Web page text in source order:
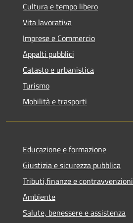
Cultura e tempo libero
Vita lavorativa
Imprese e Commercio
Appalti pubblici
Catasto e urbanistica
Turismo
Mobilità e trasporti
Educazione e formazione
Giustizia e sicurezza pubblica
Tributi,finanze e contravvenzioni
Ambiente
Salute, benessere e assistenza